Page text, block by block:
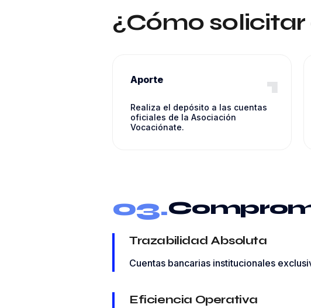
¿Cómo
1
Aporte
Realiza el depósito a las cuentas
oficiales de la Asociación
Vocaciónate.
03.
Trazabilidad Absoluta
Cuentas bancarias institucionales
Eficiencia Operativa